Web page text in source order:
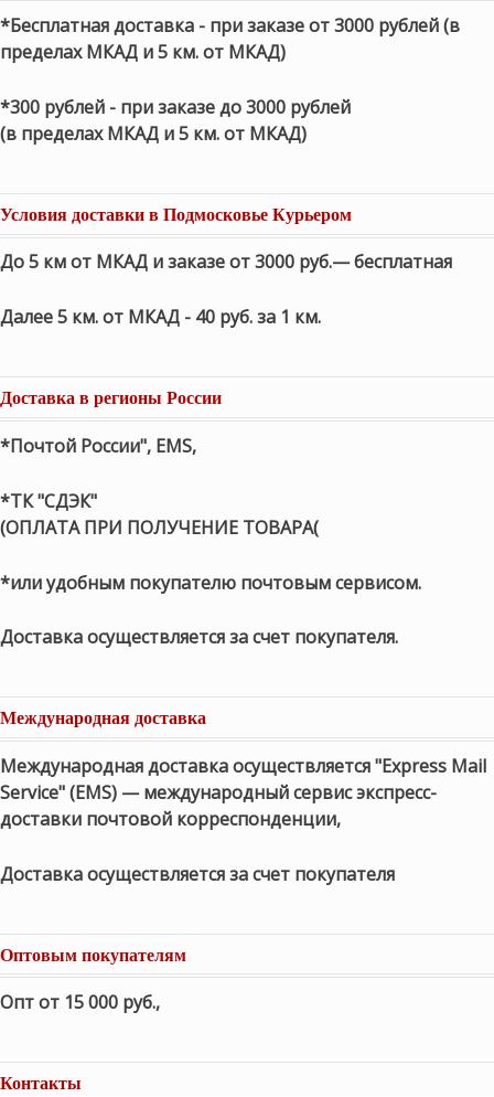
*Бесплатная доставка - при заказе от 3000 рублей (в
пределах МКАД и 5 км. от МКАД)
*300 рублей - при заказе до 3000 рублей
(в пределах МКАД и 5 км. от МКАД)
Условия доставки в Подмосковье Курьером
До 5 км от МКАД и заказе от 3000 руб.— бесплатная
Далее 5 км. от МКАД - 40 руб. за 1 км.
Доставка в регионы России
*Почтой России", EMS,
*ТК "СДЭК"
(ОПЛАТА ПРИ ПОЛУЧЕНИЕ ТОВАРА(
*или удобным покупателю почтовым сервисом.
Доставка осуществляется за счет покупателя.
Международная доставка
Международная доставка осуществляется "Express Mail
Service" (EMS) — международный сервис экспресс-
доставки почтовой корреспонденции,
Доставка осуществляется за счет покупателя
Оптовым покупателям
Опт от 15 000 руб.,
Контакты